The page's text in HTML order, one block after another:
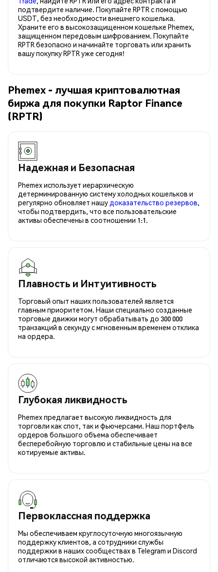
подтвердите наличие. Покупайте RPTR с помощью
USDT, без необходимости внешнего кошелька.
Храните его в высокозащищенном кошельке Phemex,
защищенном передовым шифрованием. Покупайте
RPTR безопасно и начинайте торговать или хранить
вашу покупку RPTR уже сегодня!
Phemex - лучшая криптовалютная
биржа для покупки Raptor Finance
(RPTR)
Надежная и Безопасная
Phemex использует иерархическую
детерминированную систему холодных кошельков и
регулярно обновляет нашу доказательство резервов,
чтобы подтвердить, что все пользовательские
активы обеспечены в соотношении 1:1.
Плавность и Интуитивность
Торговый опыт наших пользователей является
главным приоритетом. Наши специально созданные
торговые движки могут обрабатывать до 300 000
транзакций в секунду с мгновенным временем отклика
на ордера.
Глубокая ликвидность
Phemex предлагает высокую ликвидность для
торговли как спот, так и фьючерсами. Наш портфель
ордеров большого объема обеспечивает
бесперебойную торговлю и стабильные цены на все
котируемые активы.
Первоклассная поддержка
Мы обеспечиваем круглосуточную многоязычную
поддержку клиентов, а сотрудники службы
поддержки в наших сообществах в Telegram и Discord
отличаются высокой активностью.